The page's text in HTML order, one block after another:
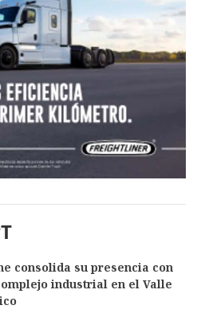
consolida su presencia con
industrial en el Valle